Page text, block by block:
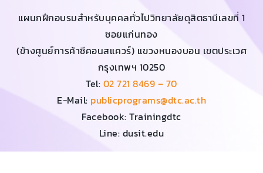
แผนกฝึกอบรมสำหรับบุคคลทั่วไปวิทยาลัยดุสิตธานีเลขที่ 1
ซอยแก่นทอง
(ข้างศูนย์การค้าซีคอนสแควร์) แขวงหนองบอน เขตประเวศ
กรุงเทพฯ 10250
Tel: 02 721 8469 – 70
E-Mail: publicprograms@dtc.ac.th
Facebook: Trainingdtc
Line: dusit.edu